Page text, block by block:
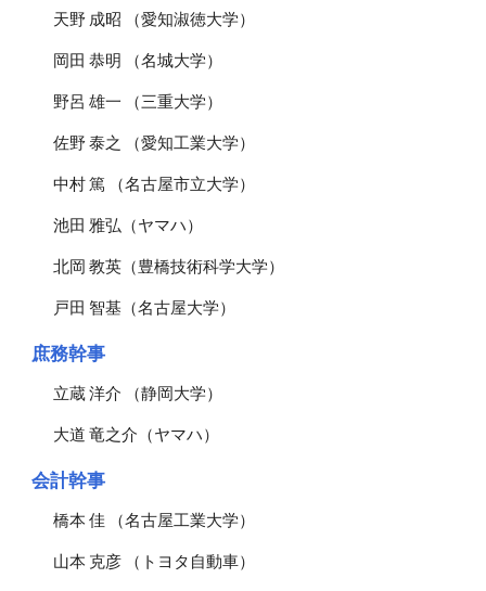
天野 成昭 （愛知淑徳大学）
岡田 恭明 （名城大学）
野呂 雄一 （三重大学）
佐野 泰之 （愛知工業大学）
中村 篤 （名古屋市立大学）
池田 雅弘（ヤマハ）
北岡 教英（豊橋技術科学大学）
戸田 智基（名古屋大学）
庶務幹事
立蔵 洋介 （静岡大学）
大道 竜之介（ヤマハ）
会計幹事
橋本 佳 （名古屋工業大学）
山本 克彦 （トヨタ自動車）